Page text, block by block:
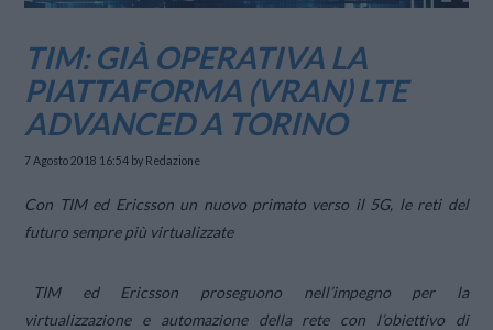
TIM: GIÀ OPERATIVA LA
PIATTAFORMA (VRAN) LTE
ADVANCED A TORINO
7 Agosto 2018 16:54 by Redazione
Con TIM ed Ericsson un nuovo primato verso il 5G, le reti del
futuro sempre più virtualizzate
TIM ed Ericsson proseguono nell’impegno per la
virtualizzazione e automazione della rete con l’obiettivo di